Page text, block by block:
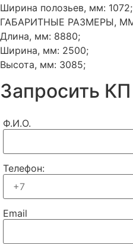
Ширина полозьев, мм: 1072;
ГАБАРИТНЫЕ РАЗМЕРЫ,
Длина, мм: 8880;
Ширина, мм: 2500;
Высота, мм: 3085;
Запросить КП
Ф.И.О.
Телефон:
Email